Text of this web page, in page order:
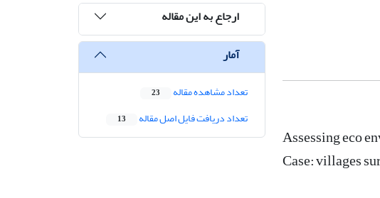
Assessing eco
Case: villages
ارجاع به این مقاله
آمار
تعداد مشاهده مقاله 23
تعداد دریافت فایل اصل مقاله 13